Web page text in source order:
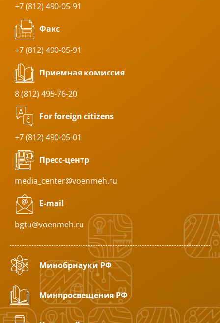
+7 (812) 490-05-91
Факс
+7 (812) 490-05-91
Приемная комиссия
8 (812) 495-76-20
For foreign citizens
+7 (812) 490-05-01
Пресс-центр
media_center@voenmeh.ru
E-mail
bgtu@voenmeh.ru
Минобрнауки РФ
Минпросвещения РФ